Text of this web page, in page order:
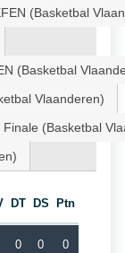
(Basketbal
(Basketbal
Vlaanderen)
(Basketbal
DT DS Ptn
0 0 0